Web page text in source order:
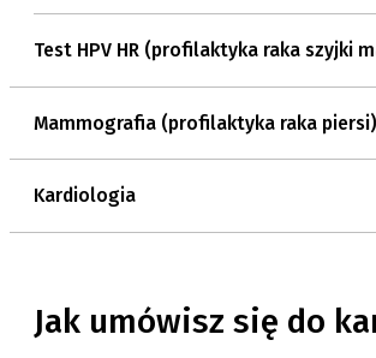
Test HPV HR (profilaktyka raka szyjki
Mammografia (profilaktyka raka piersi)
Wczytywanie danych...
Kardiologia
L.p. Nazwa Miejscowość Adres
Wczytywanie danych...
Jak umówisz się do